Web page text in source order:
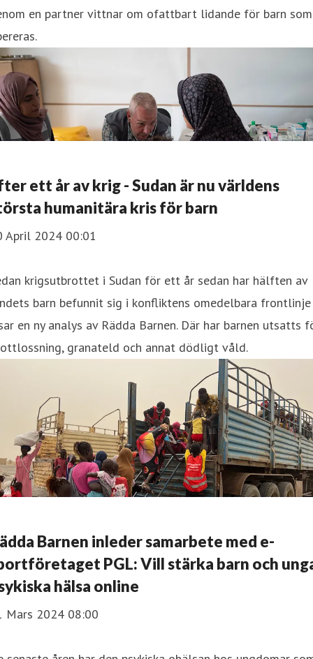
en partner vittnar om ofattbart lidande för barn som
ett år av krig - Sudan är nu världens
humanitära kris för barn
April 2024 00:01
krigsutbrottet i Sudan för ett år sedan har hälften av
barn befunnit sig i konfliktens omedelbara frontlinje
en ny analys av Rädda Barnen. Där har barnen utsatts
granateld och annat dödligt våld.
Barnen inleder samarbete med e-
PGL: Vill stärka barn och
hälsa online
Mars 2024 08:00